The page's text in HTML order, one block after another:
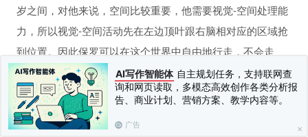
AI写作智能体 自主规划任务，支持联网查
询和网页读取，多模态高效创作各类分析报
告、商业计划、营销方案、教学内容等。
广告
岁之间，对他来说，空间比较重要，他需要视觉-空间处理能
力，所以视觉-空间活动先在左边顶叶跟右脑相对应的区域抢
到位置。因此保罗可以在这个世界中自由地行走，不会走
失，但是他也付出了代价，当他要学算术时，左边顶叶中央
的地区已经被视觉-空间处理抢过去用了。
[1]又叫作代偿作用〔compension〕或替代策略〔alternative
strategies〕。——译者注